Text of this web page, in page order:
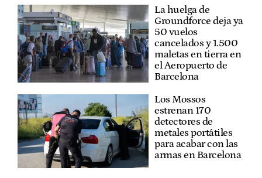
La huelga de
Groundforce deja ya
50 vuelos
cancelados y 1.500
maletas en tierra en
el Aeropuerto de
Barcelona
Los Mossos
estrenan 170
detectores de
metales portátiles
para acabar con las
armas en Barcelona